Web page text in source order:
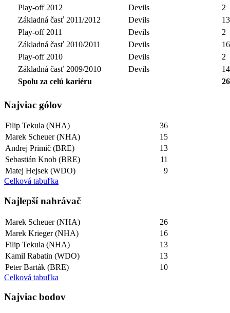
Play-off 2012
Devils
2
Základná časť 2011/2012
Devils
13
Play-off 2011
Devils
2
Základná časť 2010/2011
Devils
16
Play-off 2010
Devils
2
Základná časť 2009/2010
Devils
14
Spolu za celú kariéru
Najviac gólov
Filip Tekula (NHA)
36
Marek Scheuer (NHA)
15
Andrej Primič (BRE)
13
Sebastián Knob (BRE)
11
Matej Hejsek (WDO)
9
Celková tabuľka
Najlepší­ nahrávač
Marek Scheuer (NHA)
26
Marek Krieger (NHA)
16
Filip Tekula (NHA)
13
Kamil Rabatin (WDO)
13
Peter Barták (BRE)
10
Celková tabuľka
Najviac bodov